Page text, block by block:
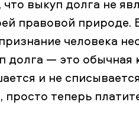
выкуп долга не
правовой
человека
долга — это
и не
теперь